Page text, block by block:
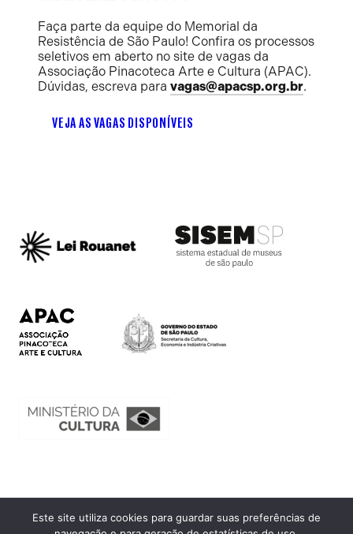
Faça parte da equipe do Memorial da
Resistência de São Paulo! Confira os processos
seletivos em aberto no site de vagas da
Associação Pinacoteca Arte e Cultura (APAC).
Dúvidas, escreva para vagas@apacsp.org.br.
VEJA AS VAGAS DISPONÍVEIS
Ouvidoria
Este site utiliza cookies para guardar suas preferências de